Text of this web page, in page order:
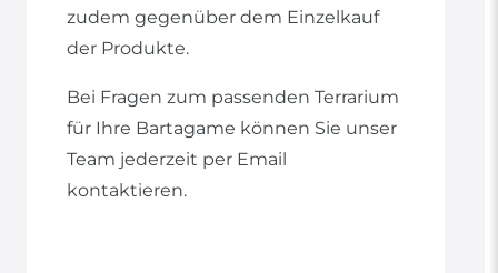
zudem gegenüber dem Einzelkauf
der Produkte.
Bei Fragen zum passenden Terrarium
für Ihre Bartagame können Sie unser
Team jederzeit per Email
kontaktieren.